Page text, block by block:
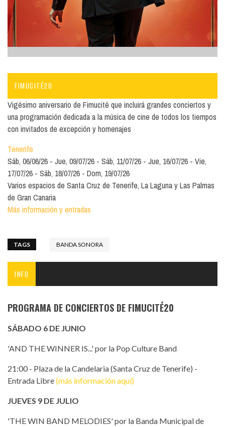
FIMUCITÉ20
Vigésimo aniversario de Fimucité que incluirá grandes conciertos y
una programación dedicada a la música de cine de todos los tiempos
con invitados de excepción y homenajes
Tenerife
Sáb, 06/06/26
Jue, 09/07/26 Sáb, 11/07/26 Jue, 16/07/26
Vie,
17/07/26
Sáb, 18/07/26
Dom, 19/07/26
Varios espacios de Santa Cruz de Tenerife, La Laguna y Las Palmas
de Gran Canaria
Más información y entradas
TAGS BANDA SONORA
INFO
PROGRAMA DE CONCIERTOS DE FIMUCITÉ20
SÁBADO 6 DE JUNIO
'AND THE WINNER IS...' por la Pop Culture Band
21:00 - Plaza de la Candelaria (Santa Cruz de Tenerife) -
Entrada Libre(más información aquí)
JUEVES 9 DE JULIO
'THE WIN BAND MELODIES' por la Banda Municipal de